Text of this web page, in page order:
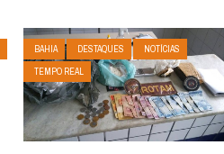
BAHIA DESTAQUES
NOTÍCIAS
TEMPO REAL